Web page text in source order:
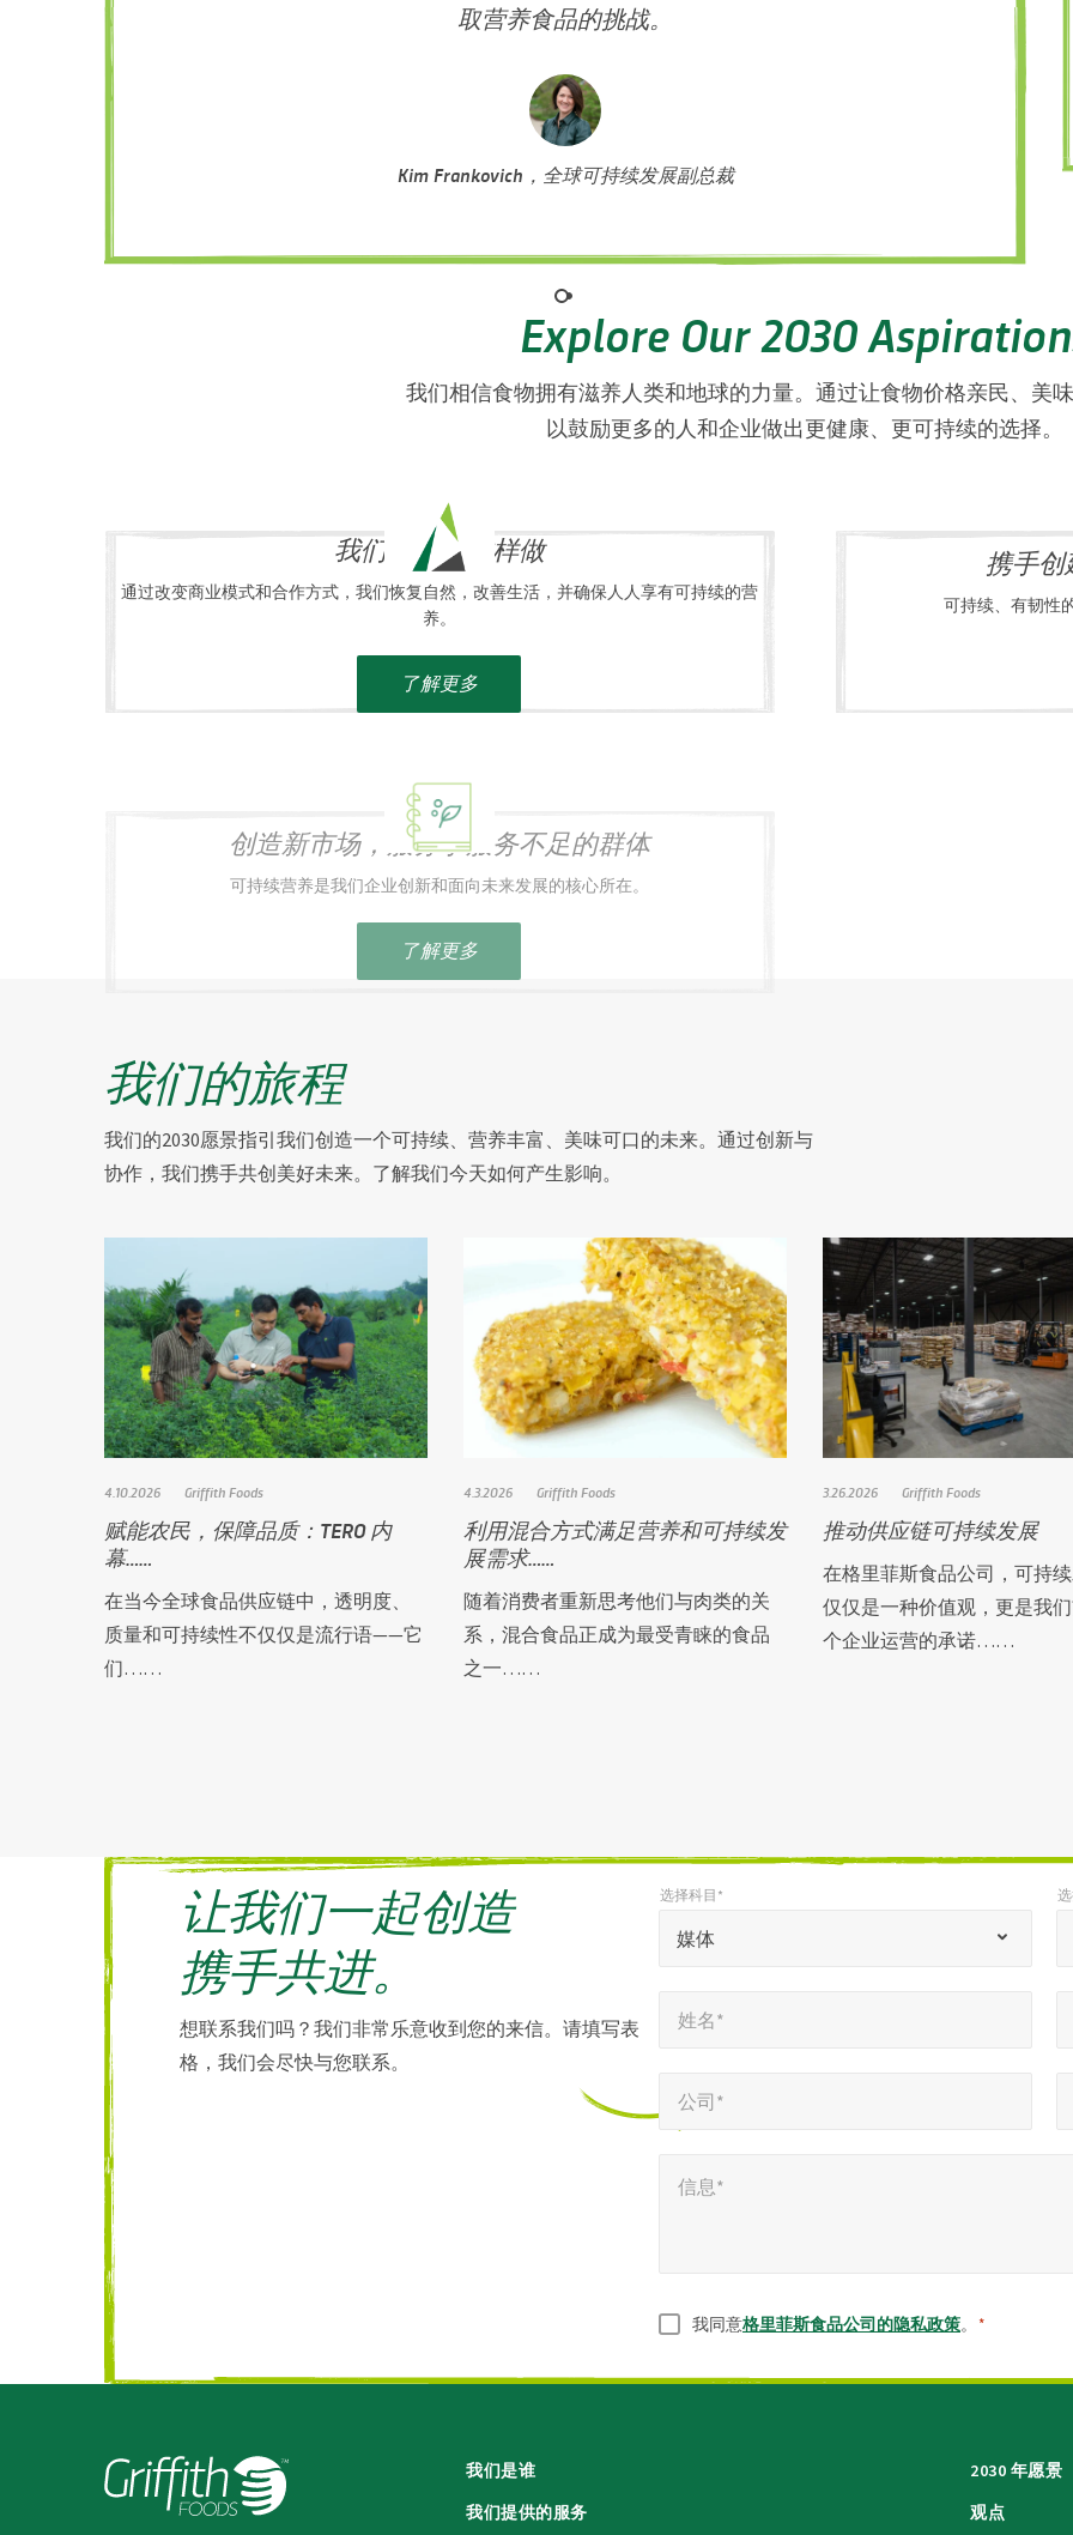
取营养食品的挑战。
Kim Frankovich，全球可持续发展副总裁
Explore Our 2030
我们相信食物拥有滋养人类和地球的力量。通过让食物价格亲民、美
以鼓励更多的人和企业做出更健康、更可持续的选择。
我们为什么这样做
通过改变商业模式和合作方式，我们恢复自然，改善生活，并确保人人享有可持续的营
养。
了解更多
携手
可持续、有韧性
创造新市场，服务于服务不足的群体
我们的旅程
我们的2030愿景指引我们创造一个可持续、营养丰富、美味可口的未来。通过创新与
协作，我们携手共创美好未来。了解我们今天如何产生影响。
4.10.2026 Griffith Foods
赋能农民，保障品质：TERO 内
幕……
在当今全球食品供应链中，透明度、
质量和可持续性不仅仅是流行语——它
们……
4.3.2026 Griffith Foods
利用混合方式满足营养和可持续发
展需求……
随着消费者重新思考他们与肉类的关
系，混合食品正成为最受青睐的食品
之一……
3.26.2026 Griffith Foods
推动供应链可持续发展
在格里菲斯食品公司，可持
仅仅是一种价值观，更是我
个企业运营的承诺……
让我们一起创造
携手共进。
想联系我们吗？我们非常乐意收到您的来信。请填写表
格，我们会尽快与您联系。
填
媒体
选择科目*
姓名*
公司*
信息*
同意
*
我同意格里菲斯食品公司的隐私政策。 *
我们是谁
我们提供的服务
2030 年愿景
观点